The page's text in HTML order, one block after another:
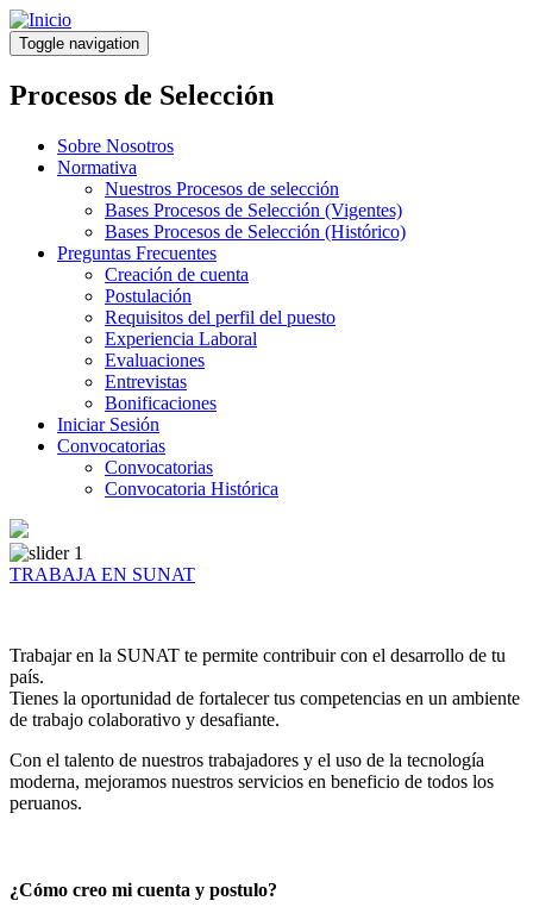
Pasar
al
contenido
principal
Toggle navigation
Procesos de Selección
Sobre Nosotros
Normativa
Nuestros Procesos de selección
Bases Procesos de Selección (Vigentes)
Bases Procesos de Selección (Histórico)
Preguntas Frecuentes
Creación de cuenta
Postulación
Requisitos del perfil del puesto
Experiencia Laboral
Evaluaciones
Entrevistas
Bonificaciones
Iniciar Sesión
Convocatorias
Convocatorias
Convocatoria Histórica
TRABAJA EN SUNAT
Trabajar en la SUNAT te permite contribuir con el desarrollo de tu
país.
Tienes la oportunidad de fortalecer tus competencias en un ambiente
de trabajo colaborativo y desafiante.
Con el talento de nuestros trabajadores y el uso de la tecnología
moderna, mejoramos nuestros servicios en beneficio de todos los
peruanos.
¿Cómo creo mi cuenta y postulo?